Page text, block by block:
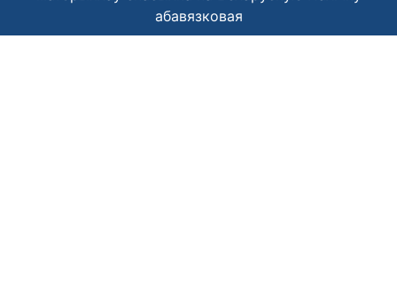
абавязковая